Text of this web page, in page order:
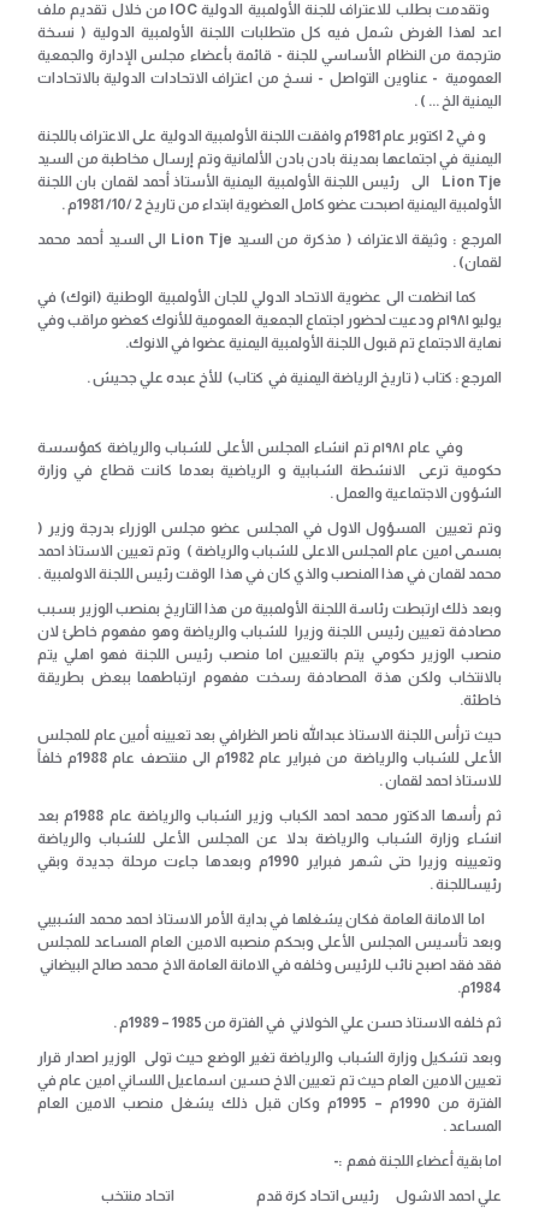
وتقدمت بطلب للاعتراف للجنة الأولمبية الدولية IOC من خلال تقديم ملف
اعد لهذا الغرض شمل فيه كل متطلبات اللجنة الأولمبية الدولية ( نسخة
مترجمة من النظام الأساسي للجنة - قائمة بأعضاء مجلس الإدارة والجمعية
العمومية - عناوين التواصل - نسخ من اعتراف الاتحادات الدولية بالاتحادات
اليمنية الخ ... ) .
و في 2 اكتوبر عام 1981م وافقت اللجنة الأولمبية الدولية على الاعتراف باللجنة
اليمنية في اجتماعها بمدينة بادن بادن الألمانية وتم إرسال مخاطبة من السيد
Lion Tje الى رئيس اللجنة الأولمبية اليمنية الأستاذ أحمد لقمان بان اللجنة
الأولمبية اليمنية اصبحت عضو كامل العضوية ابتداء من تاريخ 2 /10/ 1981م .
المرجع : وثيقة الاعتراف ( مذكرة من السيد Lion Tje الى السيد أحمد محمد
لقمان) .
كما انظمت الى عضوية الاتحاد الدولي للجان الأولمبية الوطنية (انوك) في
يوليو ١٩٨١م ودعيت لحضور اجتماع الجمعية العمومية للأنوك كعضو مراقب وفي
نهاية الاجتماع تم قبول اللجنة الأولمبية اليمنية عضوا في الانوك.
المرجع : كتاب ( تاريخ الرياضة اليمنية في كتاب) للأخ عبده علي جحيش .
وفي عام ١٩٨١م تم انشاء المجلس الأعلى للشباب والرياضة كمؤسسة
حكومية ترعى الانشطة الشبابية و الرياضية بعدما كانت قطاع في وزارة
الشؤون الاجتماعية والعمل .
وتم تعيين المسؤول الاول في المجلس عضو مجلس الوزراء بدرجة وزير (
بمسمى امين عام المجلس الاعلى للشباب والرياضة ) وتم تعيين الاستاذ احمد
محمد لقمان في هذا المنصب والذي كان في هذا الوقت رئيس اللجنة الاولمبية .
وبعد ذلك ارتبطت رئاسة اللجنة الأولمبية من هذا التاريخ بمنصب الوزير بسبب
مصادفة تعيين رئيس اللجنة وزيرا للشباب والرياضة وهو مفهوم خاطئ لان
منصب الوزير حكومي يتم بالتعيين اما منصب رئيس اللجنة فهو اهلي يتم
بالانتخاب ولكن هذة المصادفة رسخت مفهوم ارتباطهما ببعض بطريقة
خاطئة.
حيث ترأس اللجنة الاستاذ عبدالله ناصر الظرافي بعد تعيينه أمين عام للمجلس
الأعلى للشباب والرياضة من فبراير عام 1982م الى منتصف عام 1988م خلفاً
للاستاذ احمد لقمان .
ثم رأسها الدكتور محمد احمد الكباب وزير الشباب والرياضة عام 1988
م بعد
انشاء وزارة الشباب والرياضة بدلا عن المجلس الأعلى للشباب والرياضة
وتعيينه وزيرا حتى شهر فبراير 1990م وبعدها جاءت مرحلة جديدة وبقي
رئيساللجنة .
اما الامانة العامة فكان يشغلها في بداية الأمر الاستاذ احمد محمد الشبيبي
وبعد تأسيس المجلس الأعلى وبحكم منصبه الامين العام المساعد للمجلس
فقد فقد اصبح نائب للرئيس وخلفه في الامانة العامة الاخ محمد صالح البيضاني
1984م.
ثم خلفه الاستاذ حسن علي الخولاني في الفترة من 1985 – 1989م .
وبعد تشكيل وزارة الشباب والرياضة تغير الوضع حيث تولى الوزير اصدار قرار
تعيين الامين العام حيث تم تعيين الاخ حسين اسماعيل اللساني امين عام في
الفترة من 1990م – 1995م وكان قبل ذلك يشغل منصب الامين العام
المساعد .
اما بقية أعضاء اللجنة فهم :-
علي احمد الاشول رئيس اتحاد كرة قدم اتحاد منتخب